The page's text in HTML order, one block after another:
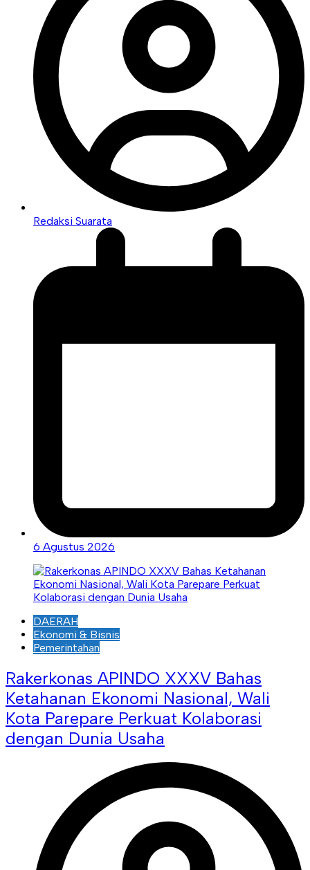
Redaksi Suarata
6 Agustus 2026
DAERAH
Ekonomi & Bisnis
Pemerintahan
Rakerkonas APINDO XXXV Bahas
Ketahanan Ekonomi Nasional, Wali
Kota Parepare Perkuat Kolaborasi
dengan Dunia Usaha